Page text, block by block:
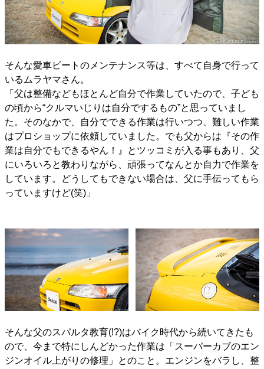
そんな愛車ビートのメンテナンス等は、すべて自身で行って
いるムラヤマさん。
「父は整備などもほとんど自分で作業していたので、子ども
の頃から“クルマいじりは自分でするもの”と思っていまし
た。そのなかで、自分でできる作業は行いつつ、難しい作業
はプロショップに依頼していました。でも父からは『その作
業は自分でもできるやん！』とツッコミが入る事もあり、父
にいろいろと教わりながら、頑張ってなんとか自力で作業を
しています。どうしてもできない場合は、父に手伝ってもら
っていますけど(笑)」
そんな父のスパルタ教育(!?)はバイク時代から続いてきたも
ので、今まで特にしんどかった作業は「スーパーカブのエン
ジンオイル上がりの修理」とのこと。エンジンをバラし、整